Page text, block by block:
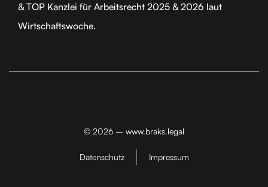
& TOP Kanzlei für Arbeitsrecht 2025 & 2026 laut
Wirtschaftswoche.
© 2026 – www.braks.legal
Datenschutz Impressum